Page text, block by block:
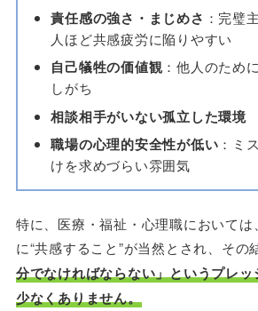
責任感の強さ・まじめさ ：完璧
人ほど共感疲労に陥りやすい
自己犠牲の価値観：他人のため
しがち
相談相手がいない孤立した環境
職場の心理的安全性が低い ：ミ
けを求めづらい雰囲気
特に、医療・福祉・心理職においては
に“共感すること”が当然とされ、その
分でなければならない」というプレ
少なくありません。